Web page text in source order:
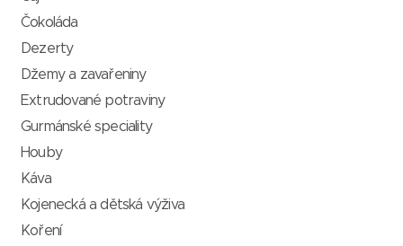
Čokoláda
Dezerty
Džemy a zavařeniny
Extrudované potraviny
Gurmánské speciality
Houby
Káva
Kojenecká a dětská výživa
Koření